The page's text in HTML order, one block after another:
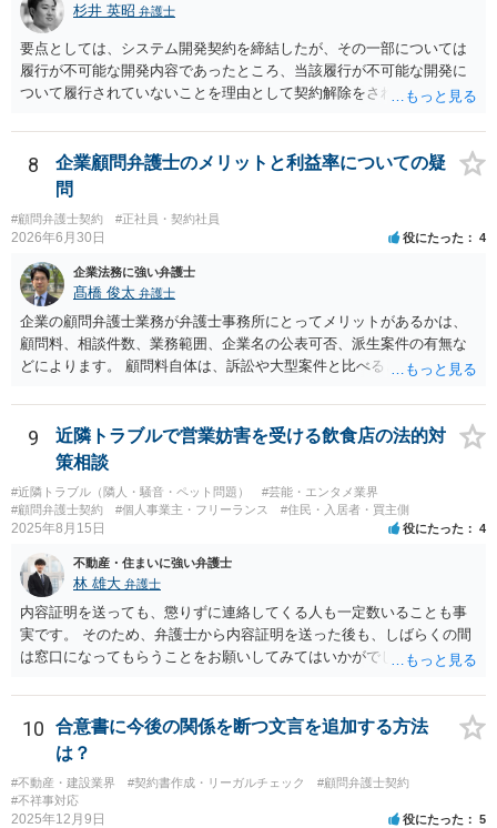
弁護士と相談しながら、対応策を検討する方がよいでしょう。 また、
返還が難しい場合、損害賠償を請求する事はできますでしょうか？ 法
的には可能ですが、立証の問題があります。 協議でも問題にできそう
ですが、調停なども検討できるでしょう。 また、返還請求も損害賠償
請求もせず、「詐欺」として、警察に被害届を出す事は可能でしょう
杉井 英昭 弁護士
要点としては、システム開発契約を締結したが、その一部については
履行が不可能な開発内容であったところ、当該履行が不可能な開発に
ついて履行されていないことを理由として契約解除をされた。そこ
いうご質問であると理解しました。 まず、「物理的にできない開発で
一方的に契約不履行のように伝えられ」とのことですが、「物理的に
できない」と真に言えるのかどうか、なぜ「物理的にできない開発」
を請け負うことになったのかが問題です。 もし、「物理的にできな
い」という意味が、単に「契約に記載された納期では間に合わない」
ということであれば、それは単純に履行遅滞を理由とする債務不履行
ですから、契約解除は有効です。 「物理的にできない」が、そもそも
そのような開発は理論的に不可能（例えば、タイムマシンを作るとい
う契約等）であれば、契約自体が無効になる可能性があります。 いず
れの場合であっても、結局は、上記の「物理的にできない」部分を除
いた部分は開発完了しているということですから、その部分に相当す
る請負代金は請求できる可能性があります。 ただし、当該開発完了部
分だけでどれくらいの価値があるのか、が問題になります。 一般論は
以上で、より個別的なお話は、詳しい契約内容や開発内容を知る必要
がありますので、正式に弁護士に相談することも検討された方がよい
と思います。
8
企業顧問弁護士のメリットと利益率についての疑
問
#顧問弁護士契約 #正社員・契約社員
2026年6月30日 役にたった 4
企業法務に強い弁護士
髙橋 俊太 弁護士
企業の顧問弁護士業務が弁護士事務所にとってメリットがあるかは、
顧問料、相談件数、業務範囲、企業名の公表可否、派生案件の有無な
どによります。 顧問料自体は、訴訟や大型案件と比べると大きな利益
とってメリットです。また、契約書、労務、債権回収、クレーム対
応、従業員対応など、顧問先から別案件が発生することもあります。
さらに、ある程度知名度のある企業について、実名で顧問先として公
表できるのであれば、事務所の信用や実績としての意味もあります。
一方で、例えば、福利厚生部門の顧問の場合、従業員個人の相談が多
かったり、細かい相談に頻繁に対応する必要があったりすると、顧問
では、特に、顧問契約書において、相談件数、相談方法、回答範囲、
個別受任に進む場合の扱いなどを明確に定めておく必要が大きいと考
えられます。
9
近隣トラブルで営業妨害を受ける飲食店の法的対
策相談
#近隣トラブル（隣人・騒音・ペット問題）
#芸能・エンタメ業界
#顧問弁護士契約
#個人事業主・フリーランス #住民・入居者・買主側
2025年8月15日 役にたった 4
不動産・住まいに強い弁護士
林 雄大 弁護士
内容証明を送っても、懲りずに連絡してくる人も一定数いることも事
実です。 そのため、弁護士から内容証明を送った後も、しばらくの間
は窓口になってもらうことをお願いしてみてはいかがでしょうか。 そ
口（弁護士に）言ってください」とだけお伝えし、それ以外には一切
応じないという姿勢をとることができるため、スタッフの方の負担軽
減を図れると思います。 大変な状況かと思いますが、ご参考になりま
したら幸いです。
10
合意書に今後の関係を断つ文言を追加する方法
は？
#不動産・建設業界 #契約書作成・リーガルチェック
#顧問弁護士契約
#不祥事対応
2025年12月9日 役にたった 5